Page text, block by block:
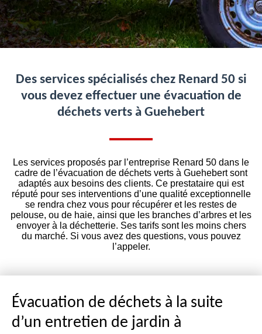
Des services spécialisés chez Renard 50 si
vous devez effectuer une évacuation de
déchets verts à Guehebert
Les services proposés par l’entreprise Renard 50 dans le
cadre de l’évacuation de déchets verts à Guehebert sont
adaptés aux besoins des clients. Ce prestataire qui est
réputé pour ses interventions d’une qualité exceptionnelle
se rendra chez vous pour récupérer et les restes de
pelouse, ou de haie, ainsi que les branches d’arbres et les
envoyer à la déchetterie. Ses tarifs sont les moins chers
du marché. Si vous avez des questions, vous pouvez
l’appeler.
Évacuation de déchets à la suite
d’un entretien de jardin à